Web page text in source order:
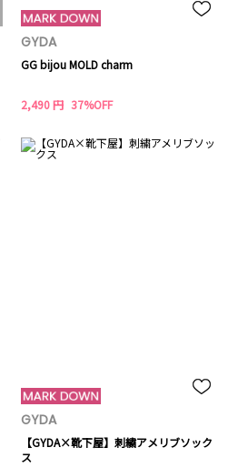
GYDA
GG bijou MOLD charm
2,490 円 37%OFF
GYDA
【GYDA×靴下屋】刺繍アメリブソック
ス